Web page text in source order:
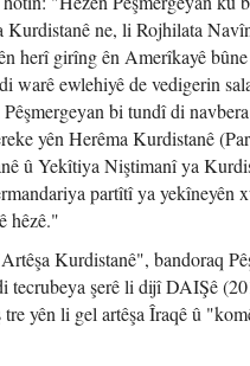
Kurdistanê ne, li Rojhilata
herî girîng ên Amerîkayê
warê ewlehiyê de vedigerin
bi tundî di
yên Herêma Kurdistanê
û Yekîtiya Niştimanî ya
partîtî ya yekîneyên
hêzê."
Kurdistanê", bandoraq
tecrubeya şerê li dijî DAIŞê
yên li gel artêşa Îraqê û